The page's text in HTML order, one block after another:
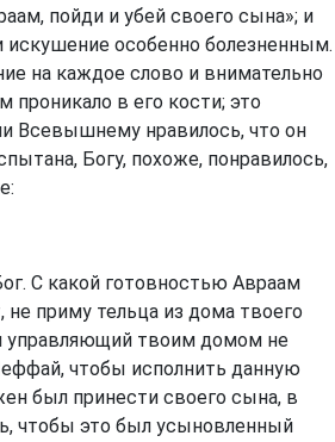
пойди и убей своего сына»; и
искушение особенно болезненным.
на каждое слово и внимательно
в его кости; это
Всевышнему нравилось, что он
Богу, похоже, понравилось,
С какой готовностью Авраам
приму тельца из дома твоего
управляющий твоим домом не
чтобы исполнить данную
был принести своего сына, в
чтобы это был усыновленный